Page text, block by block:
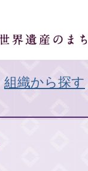
組織から探す